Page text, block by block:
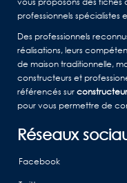
professionnels spécialistes
Des professionnels
réalisations, leurs
de maison traditionnelle,
constructeurs et
référencés sur
pour vous permettre de
Réseaux
Facebook